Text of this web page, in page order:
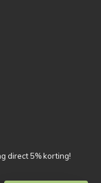
direct 5% korting!